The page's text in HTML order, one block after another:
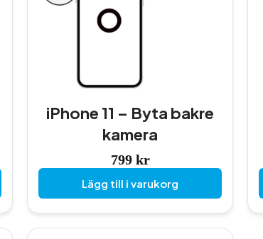
iPhone 11 – Byta bakre
kamera
799 kr
Lägg till i varukorg